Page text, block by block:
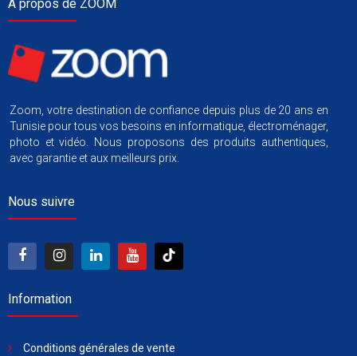
À propos de ZOOM
Zoom, votre destination de confiance depuis plus de 20 ans en
Tunisie pour tous vos besoins en informatique, électroménager,
photo et vidéo. Nous proposons des produits authentiques,
avec garantie et aux meilleurs prix.
Nous suivre
Information
Conditions générales de vente